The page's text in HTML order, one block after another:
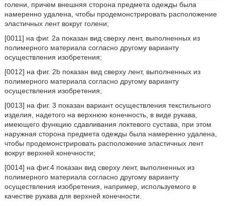
голени, причем внешняя сторона предмета одежды была
намеренно удалена, чтобы продемонстрировать расположение
эластичных лент вокруг голени;
[0011] на фиг. 2а показан вид сверху лент, выполненных из
полимерного материала согласно другому варианту
осуществления изобретения;
[0012] на фиг. 2b показан вид сверху лент, выполненных из
полимерного материала согласно другому варианту
осуществления изобретения;
[0013] на фиг. 3 показан вариант осуществления текстильного
изделия, надетого на верхнюю конечность, в виде рукава,
имеющего функцию сдавливания локтевого сустава, при этом
наружная сторона предмета одежды была намеренно удалена,
чтобы продемонстрировать расположение эластичных лент
вокруг верхней конечности;
[0014] на фиг.4 показан вид сверху лент, выполненных из
полимерного материала согласно другому варианту
осуществления изобретения, например, используемого в
качестве рукава для верхней конечности.